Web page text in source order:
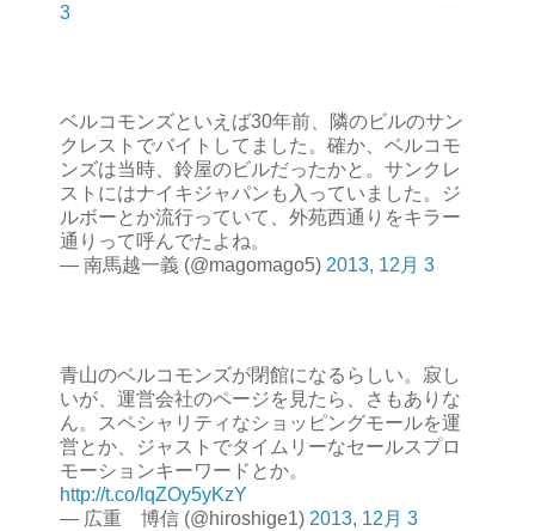
3
ベルコモンズといえば30年前、隣のビルのサン
クレストでバイトしてました。確か、ベルコモ
ンズは当時、鈴屋のビルだったかと。サンクレ
ストにはナイキジャパンも入っていました。ジ
ルボーとか流行っていて、外苑西通りをキラー
通りって呼んでたよね。
— 南馬越一義 (@magomago5) 2013, 12月 3
青山のベルコモンズが閉館になるらしい。寂し
いが、運営会社のページを見たら、さもありな
ん。スペシャリティなショッピングモールを運
営とか、ジャストでタイムリーなセールスプロ
モーションキーワードとか。
http://t.co/lqZOy5yKzY
— 広重 博信 (@hiroshige1) 2013, 12月 3